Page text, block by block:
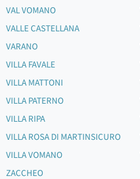
VAL VOMANO
VALLE CASTELLANA
VARANO
VILLA FAVALE
VILLA MATTONI
VILLA PATERNO
VILLA RIPA
VILLA ROSA DI MARTINSICURO
VILLA VOMANO
ZACCHEO